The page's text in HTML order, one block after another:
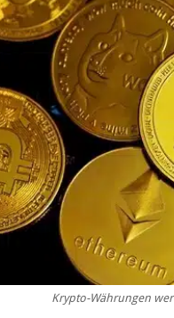
Krypto-Währungen